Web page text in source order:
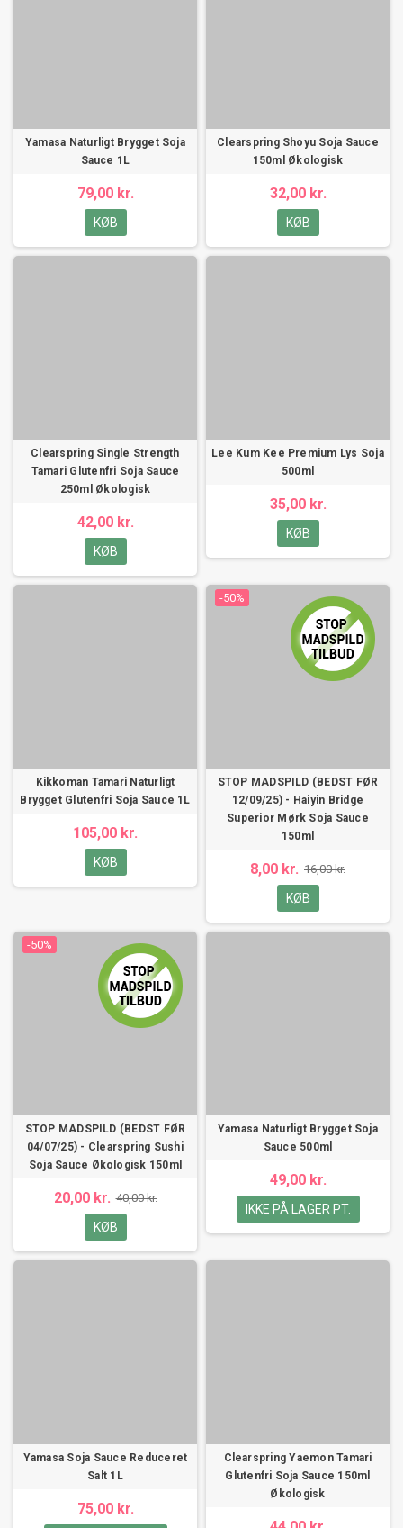
Yamasa Naturligt Brygget Soja
Sauce 1L
79,00 kr.
KØB
Clearspring Shoyu Soja Sauce
150ml Økologisk
32,00 kr.
KØB
Clearspring Single Strength
Tamari Glutenfri Soja Sauce
250ml Økologisk
42,00 kr.
KØB
Lee Kum Kee Premium Lys Soja
500ml
35,00 kr.
KØB
Kikkoman Tamari Naturligt
Brygget Glutenfri Soja Sauce 1L
105,00 kr.
KØB
-50%
STOP MADSPILD (BEDST FØR
12/09/25) - Haiyin Bridge
Superior Mørk Soja Sauce
150ml
8,00 kr. 16,00 kr.
KØB
-50%
STOP MADSPILD (BEDST FØR
04/07/25) - Clearspring Sushi
Soja Sauce Økologisk 150ml
20,00 kr. 40,00 kr.
KØB
Yamasa Naturligt Brygget Soja
Sauce 500ml
49,00 kr.
IKKE PÅ LAGER PT.
Yamasa Soja Sauce Reduceret
Salt 1L
75,00 kr.
Clearspring Yaemon Tamari
Glutenfri Soja Sauce 150ml
Økologisk